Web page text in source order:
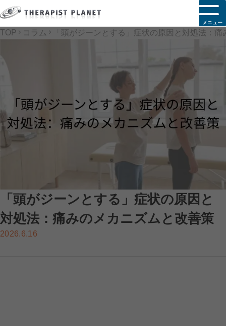
メニュー
TOP コラム 「頭がジーンとする」症状の原因と対処法：
「頭がジーンとする」症状の原因と
対処法：痛みのメカニズムと改善策
2026.6.16